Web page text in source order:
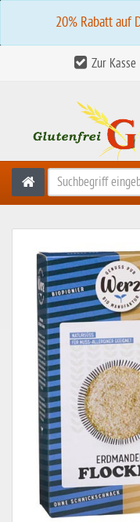
20% Rabatt auf
Zur Kasse